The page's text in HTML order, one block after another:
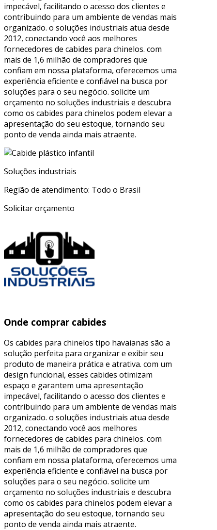
impecável, facilitando o acesso dos clientes e
contribuindo para um ambiente de vendas mais
organizado. o soluções industriais atua desde
2012, conectando você aos melhores
fornecedores de cabides para chinelos. com
mais de 1,6 milhão de compradores que
confiam em nossa plataforma, oferecemos uma
experiência eficiente e confiável na busca por
soluções para o seu negócio. solicite um
orçamento no soluções industriais e descubra
como os cabides para chinelos podem elevar a
apresentação do seu estoque, tornando seu
ponto de venda ainda mais atraente.
Soluções industriais
Região de atendimento: Todo o Brasil
Solicitar orçamento
Onde comprar cabides
Os cabides para chinelos tipo havaianas são a
solução perfeita para organizar e exibir seu
produto de maneira prática e atrativa. com um
design funcional, esses cabides otimizam
espaço e garantem uma apresentação
impecável, facilitando o acesso dos clientes e
contribuindo para um ambiente de vendas mais
organizado. o soluções industriais atua desde
2012, conectando você aos melhores
fornecedores de cabides para chinelos. com
mais de 1,6 milhão de compradores que
confiam em nossa plataforma, oferecemos uma
experiência eficiente e confiável na busca por
soluções para o seu negócio. solicite um
orçamento no soluções industriais e descubra
como os cabides para chinelos podem elevar a
apresentação do seu estoque, tornando seu
ponto de venda ainda mais atraente.